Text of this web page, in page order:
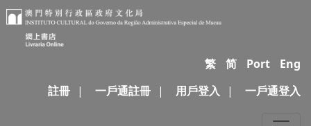
繁 简 Port
Eng
註冊
| 一戶通註冊 | 用戶登入 | 一戶通登入